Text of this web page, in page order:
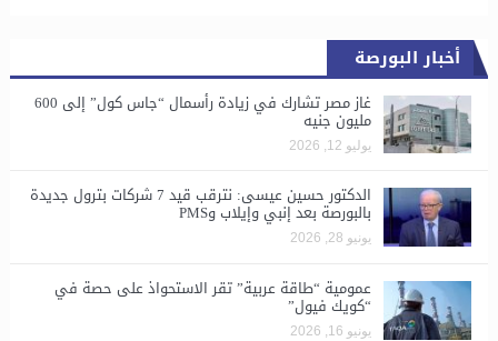
أخبار البورصة
غاز مصر تشارك في زيادة رأسمال “جاس كول” إلى 600
مليون جنيه
يوليو 12, 2026
الدكتور حسين عيسى: نترقب قيد 7 شركات بترول جديدة
بالبورصة بعد إنبي وإيلاب وPMS
يونيو 28, 2026
​عمومية “طاقة عربية” تقر الاستحواذ على حصة في
“كويك فيول”
يونيو 16, 2026